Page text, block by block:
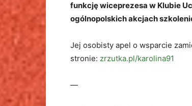
funkcję wiceprezesa w Klubie
ogólnopolskich akcjach
Jej osobisty apel o wsparcie
stronie: zrzutka.pl/karolina91
—